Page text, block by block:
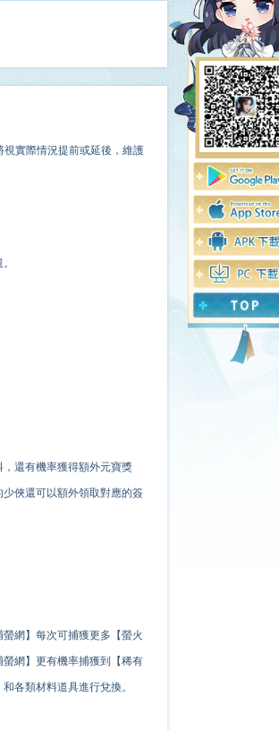
視實際情況提前或延後，維護
，還有機率獲得額外元寶獎
俠還可以額外領取對應的簽
網】每次可捕獲更多【螢火
螢網】更有機率捕獲到【稀有
各類材料道具進行兌換。